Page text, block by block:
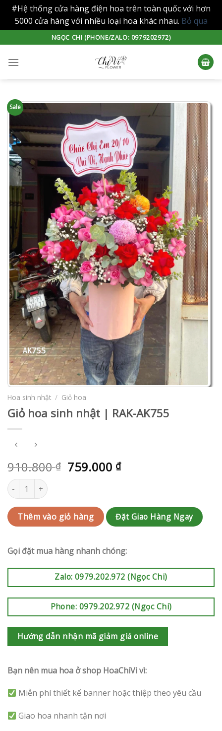
#Hệ thống cửa hàng điện hoa trên toàn quốc với hơn
5000 cửa hàng với nhiều loại hoa khác nhau. Bỏ qua
to
content
NGỌC CHI (PHONE/ZALO: 0979202972)
Sale
Hoa sinh nhật / Giỏ hoa
Giỏ hoa sinh nhật | RAK-AK755
910.800₫ 759.000 ₫
Giỏ hoa sinh nhật | RAK-AK755 số lượng
Thêm vào giỏ hàng Đặt Giao Hàng Ngay
Gọi đặt mua hàng nhanh chóng:
Zalo: 0979.202.972 (Ngọc Chi)
Phone: 0979.202.972 (Ngọc Chi)
Hướng dẫn nhận mã giảm giá online
Bạn nên mua hoa ở shop HoaChiVi vì:
Miễn phí thiết kế banner hoặc thiệp theo yêu cầu
Giao hoa nhanh tận nơi